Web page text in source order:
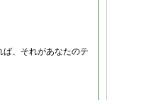
、それがあなたのテ